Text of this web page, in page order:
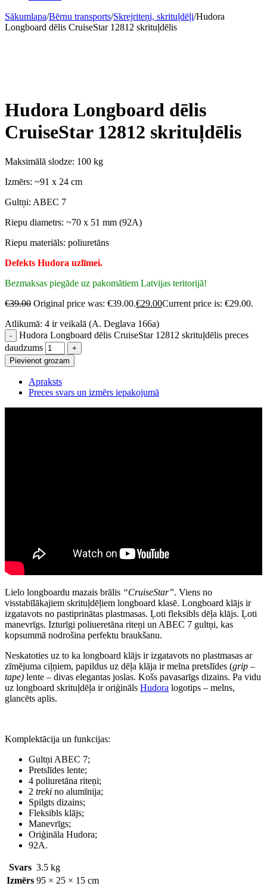
Sākumlapa/Bērnu transports/Skrejriteņi, skrituļdēļi/Hudora
Longboard dēlis CruiseStar 12812 skrituļdēlis
Hudora Longboard dēlis
CruiseStar 12812 skrituļdēlis
Maksimālā slodze: 100 kg
Izmērs: ~91 x 24 cm
Gultņi: ABEC 7
Riepu diametrs: ~70 x 51 mm (92A)
Riepu materiāls: poliuretāns
Defekts Hudora uzlīmei.
Bezmaksas piegāde uz pakomātiem Latvijas teritorijā!
€39.00 Original price was: €39.00.€29.00Current price is: €29.00.
Atlikumā: 4 ir veikalā (A. Deglava 166a)
Hudora Longboard dēlis CruiseStar 12812 skrituļdēlis preces
daudzums
Pievienot grozam
Apraksts
Preces svars un izmērs iepakojumā
Lielo longboardu mazais brālis “CruiseStar”. Viens no
visstabīlākajiem skrituļdēļiem longboard klasē. Longboard klājs ir
izgatavots no pastiprinātas plastmasas. Ļoti fleksibls dēļa klājs. Ļoti
manevrīgs. Izturīgi poliueretāna riteņi un ABEC 7 gultņi, kas
kopsummā nodrošina perfektu braukšanu.
Neskatoties uz to ka longboard klājs ir izgatavots no plastmasas ar
zīmējuma ciļņiem, papildus uz dēļa klāja ir melna pretslīdes (grip –
tape) lente – divas elegantas joslas. Košs pavasarīgs dizains. Pa vidu
uz longboard skrituļdēļa ir oriģināls Hudora logotips – melns,
glancēts aplis.
Komplektācija un funkcijas:
Gultņi ABEC 7;
Pretslīdes lente;
4 poliuretāna riteņi;
2 treki no alumīnija;
Spilgts dizains;
Fleksibls klājs;
Manevrīgs;
Oriģināla Hudora;
92A.
Svars 3.5 kg
Izmērs 95 × 25 × 15 cm